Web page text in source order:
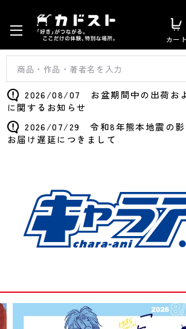
カート
2026/08/07 お盆期間中の出荷お
に関するお知らせ
2026/07/29 令和8年熊本地震の影
お届け遅延につきまして